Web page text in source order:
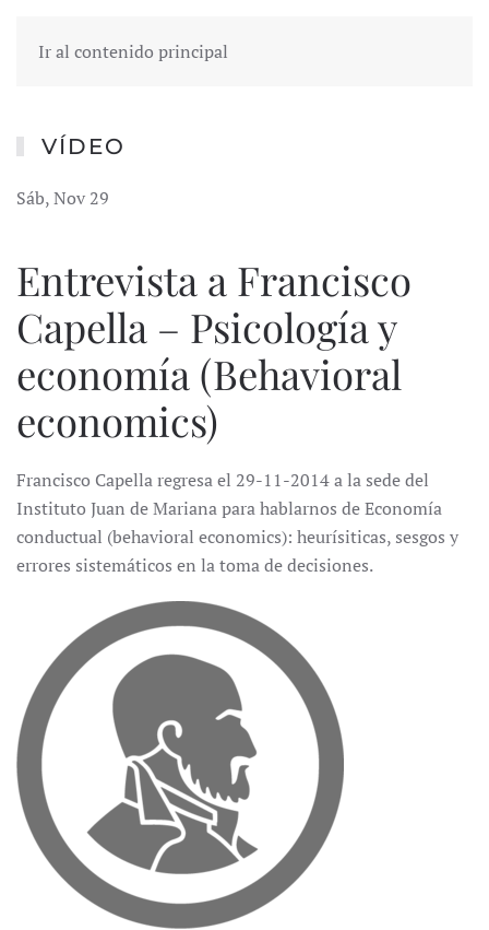
Ir al contenido principal
VÍDEO
Sáb, Nov 29
Entrevista a Francisco
Capella – Psicología y
economía (Behavioral
economics)
Francisco Capella regresa el 29-11-2014 a la sede del
Instituto Juan de Mariana para hablarnos de Economía
conductual (behavioral economics): heurísiticas, sesgos y
errores sistemáticos en la toma de decisiones.